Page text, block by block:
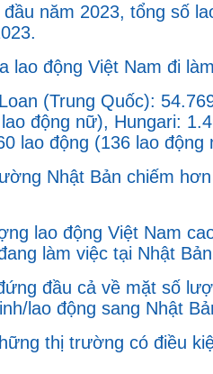
năm 2023, tổng số
lao động Việt Nam đi
(Trung Quốc):
động nữ), Hungari:
lao động (136 lao
Nhật Bản chiếm
lao động Việt Nam
làm việc tại Nhật
đầu cả về mặt số
lao động sang Nhật
thị trường có điều